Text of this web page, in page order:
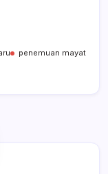
penemuan mayat